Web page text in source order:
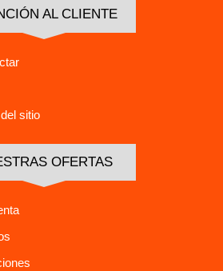
AL CLIENTE
sitio
OFERTAS